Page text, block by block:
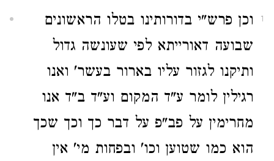
1
וכן פרש"י בדורותינו בטלו הראשונים
שבועה דאורייתא לפי שעונשה גדול
ותיקנו לגזור עליו בארור בעשר' ואנו
רגילין לומר ע"ד המקום וע"ד ב"ד אנו
מחרימין על פב"פ על דבר כך וכך שכך
הוא כמו שטוען וכו' ובפחות מי' אין